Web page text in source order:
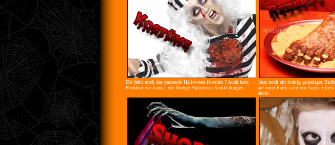
Dir fehlt noch das passende Halloween Kostüm ? Auch kein
Problem wir haben jede Menge Halloween Verkleidungen.
Jetzt noch ein richtig gruseliges
auf eurer Party wird vor Angst
ekeln.